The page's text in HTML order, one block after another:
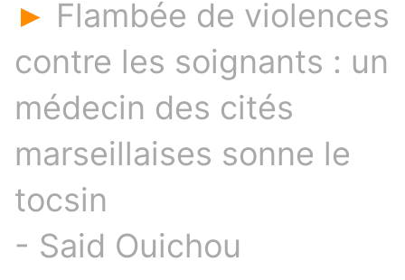
► Flambée de violences
contre les soignants : un
médecin des cités
marseillaises sonne le
tocsin
- Said Ouichou